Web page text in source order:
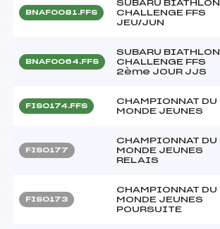
BNAF0081.FFS
SUBARU BIATHLON
CHALLENGE FFS
JEU/JUN
BNAF0064.FFS
SUBARU BIATHLON
CHALLENGE FFS
2ème JOUR JJS
FIS0174.FFS
CHAMPIONNAT DU
MONDE JEUNES
FIS0177
CHAMPIONNAT DU
MONDE JEUNES
RELAIS
FIS0173
CHAMPIONNAT DU
MONDE JEUNES
POURSUITE